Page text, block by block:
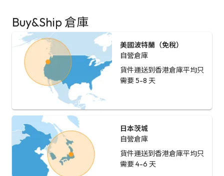
Buy&Ship 倉庫
美國波特蘭（免稅）
自營倉庫
貨件運送到香港倉庫平均只
需要 5-8 天
日本茨城
自營倉庫
貨件運送到香港倉庫平均只
需要 4-6 天